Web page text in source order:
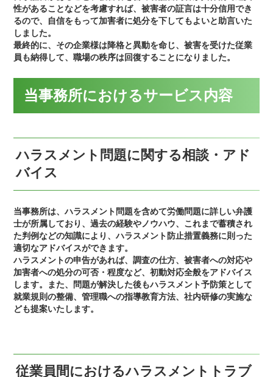
性があることなどを考慮すれば、被害者の証言は十分信用でき
るので、自信をもって加害者に処分を下してもよいと助言いた
しました。
最終的に、その企業様は降格と異動を命じ、被害を受けた従業
員も納得して、職場の秩序は回復することになりました。
当事務所におけるサービス内容
ハラスメント問題に関する相談・アド
バイス
当事務所は、ハラスメント問題を含めて労働問題に詳しい弁護
士が所属しており、過去の経験やノウハウ、これまで蓄積され
た判例などの知識により、ハラスメント防止措置義務に則った
適切なアドバイスができます。
ハラスメントの申告があれば、調査の仕方、被害者への対応や
加害者への処分の可否・程度など、初動対応全般をアドバイス
します。また、問題が解決した後もハラスメント予防策として
就業規則の整備、管理職への指導教育方法、社内研修の実施な
ども提案いたします。
従業員間におけるハラスメントトラブ